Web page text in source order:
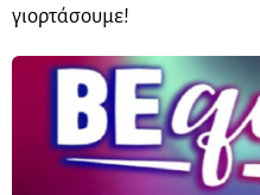
γιορτάσουμε!